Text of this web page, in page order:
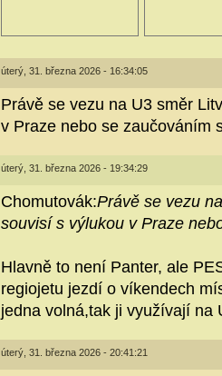
úterý, 31. března 2026 - 16:34:05
Právě se vezu na U3 směr
v Praze nebo se zaučováním
úterý, 31. března 2026 - 19:34:29
Chomutovák:Právě se vezu
souvisí s výlukou v Praze
Hlavně to není Panter, ale
regiojetu jezdí o víkendech
jedna volná,tak ji využívají na
úterý, 31. března 2026 - 20:41:21